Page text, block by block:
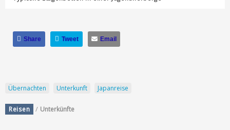
Share Tweet Email
Übernachten Unterkunft Japanreise
Reisen / Unterkünfte